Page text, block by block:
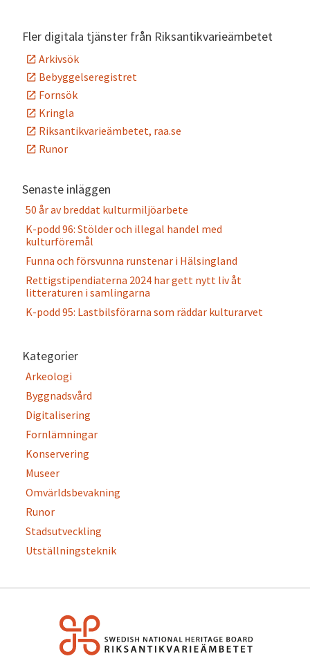
Fler digitala tjänster från Riksantikvarieämbetet
Arkivsök
Bebyggelseregistret
Fornsök
Kringla
Riksantikvarieämbetet, raa.se
Runor
Senaste inläggen
50 år av breddat kulturmiljöarbete
K-podd 96: Stölder och illegal handel med
kulturföremål
Funna och försvunna runstenar i Hälsingland
Rettigstipendiaterna 2024 har gett nytt liv åt
litteraturen i samlingarna
K-podd 95: Lastbilsförarna som räddar kulturarvet
Kategorier
Arkeologi
Byggnadsvård
Digitalisering
Fornlämningar
Konservering
Museer
Omvärldsbevakning
Runor
Stadsutveckling
Utställningsteknik